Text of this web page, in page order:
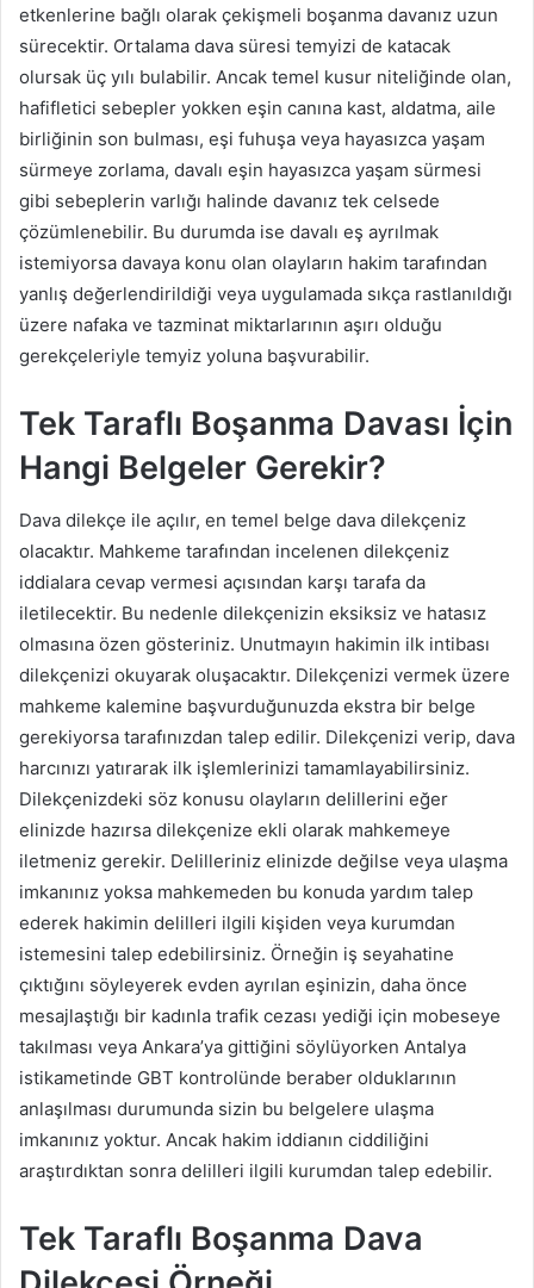
etkenlerine bağlı olarak çekişmeli boşanma davanız uzun
sürecektir. Ortalama dava süresi temyizi de katacak
olursak üç yılı bulabilir. Ancak temel kusur niteliğinde olan,
hafifletici sebepler yokken eşin canına kast, aldatma, aile
birliğinin son bulması, eşi fuhuşa veya hayasızca yaşam
sürmeye zorlama, davalı eşin hayasızca yaşam sürmesi
gibi sebeplerin varlığı halinde davanız tek celsede
çözümlenebilir. Bu durumda ise davalı eş ayrılmak
istemiyorsa davaya konu olan olayların hakim tarafından
yanlış değerlendirildiği veya uygulamada sıkça rastlanıldığı
üzere nafaka ve tazminat miktarlarının aşırı olduğu
gerekçeleriyle temyiz yoluna başvurabilir.
Tek Taraflı Boşanma Davası İçin
Hangi Belgeler Gerekir?
Dava dilekçe ile açılır, en temel belge dava dilekçeniz
olacaktır. Mahkeme tarafından incelenen dilekçeniz
iddialara cevap vermesi açısından karşı tarafa da
iletilecektir. Bu nedenle dilekçenizin eksiksiz ve hatasız
olmasına özen gösteriniz. Unutmayın hakimin ilk intibası
dilekçenizi okuyarak oluşacaktır. Dilekçenizi vermek üzere
mahkeme kalemine başvurduğunuzda ekstra bir belge
gerekiyorsa tarafınızdan talep edilir. Dilekçenizi verip, dava
harcınızı yatırarak ilk işlemlerinizi tamamlayabilirsiniz.
Dilekçenizdeki söz konusu olayların delillerini eğer
elinizde hazırsa dilekçenize ekli olarak mahkemeye
iletmeniz gerekir. Delilleriniz elinizde değilse veya ulaşma
imkanınız yoksa mahkemeden bu konuda yardım talep
ederek hakimin delilleri ilgili kişiden veya kurumdan
istemesini talep edebilirsiniz. Örneğin iş seyahatine
çıktığını söyleyerek evden ayrılan eşinizin, daha önce
mesajlaştığı bir kadınla trafik cezası yediği için mobeseye
takılması veya Ankara’ya gittiğini söylüyorken Antalya
istikametinde GBT kontrolünde beraber olduklarının
anlaşılması durumunda sizin bu belgelere ulaşma
imkanınız yoktur. Ancak hakim iddianın ciddiliğini
araştırdıktan sonra delilleri ilgili kurumdan talep edebilir.
Tek Taraflı Boşanma Dava